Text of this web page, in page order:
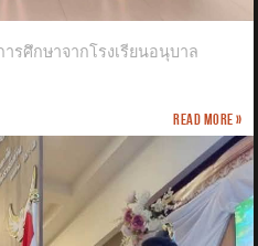
รศึกษาจากโรงเรียนอนุบาล
Read more »